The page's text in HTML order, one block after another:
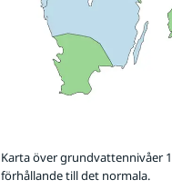
Karta över grundvattennivåer
förhållande till det normala.